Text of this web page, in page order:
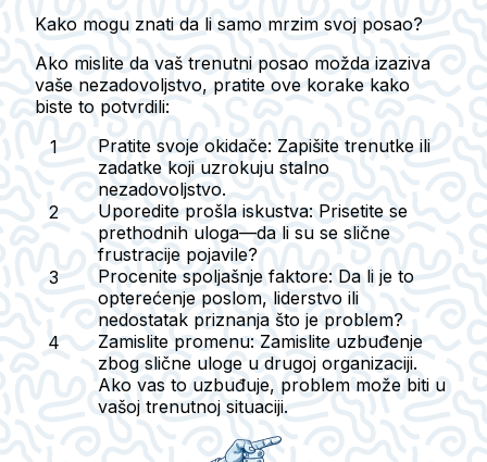
Kako mogu znati da li samo mrzim svoj posao?
Ako mislite da vaš trenutni posao možda izaziva
vaše nezadovoljstvo, pratite ove korake kako
biste to potvrdili:
Pratite svoje okidače: Zapišite trenutke ili
zadatke koji uzrokuju stalno
nezadovoljstvo.
Uporedite prošla iskustva: Prisetite se
prethodnih uloga—da li su se slične
frustracije pojavile?
Procenite spoljašnje faktore: Da li je to
opterećenje poslom, liderstvo ili
nedostatak priznanja što je problem?
Zamislite promenu: Zamislite uzbuđenje
zbog slične uloge u drugoj organizaciji.
Ako vas to uzbuđuje, problem može biti u
vašoj trenutnoj situaciji.